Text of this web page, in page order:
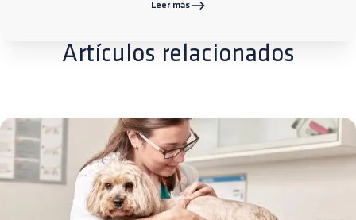
Leer más
Artículos relacionados